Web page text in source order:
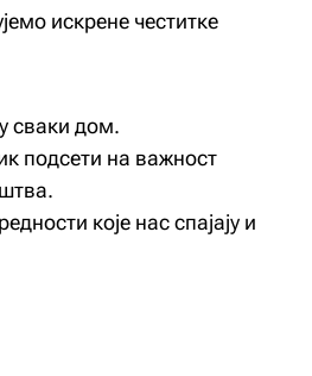
искрене честитке
сваки дом.
подсети на важност
које нас спајају и